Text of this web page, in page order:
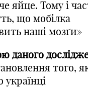
яйце. Тому і
що мобілка
наші мозґи»
даного
того,
українці